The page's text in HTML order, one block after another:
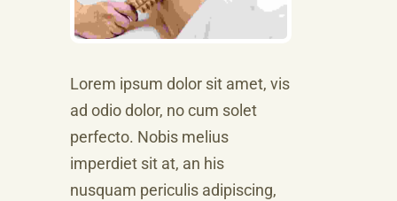
Lorem ipsum dolor sit amet, vis
ad odio dolor, no cum solet
perfecto. Nobis melius
imperdiet sit at, an his
nusquam periculis adipiscing,